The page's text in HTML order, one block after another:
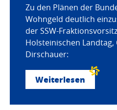
Zu den Plänen der
Wohngeld deutlich
der SSW-
Holsteinischen Landtag,
Dirschauer:
Weiterlesen